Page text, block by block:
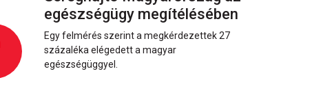
egészségügy megítélésében
Egy felmérés szerint a megkérdezettek 27
százaléka elégedett a magyar
egészségüggyel.